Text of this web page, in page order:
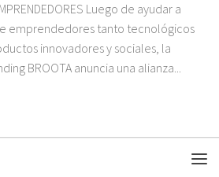
Luego de ayudar a
emprendedores tanto tecnológicos
innovadores y sociales, la
BROOTA anuncia una alianza...